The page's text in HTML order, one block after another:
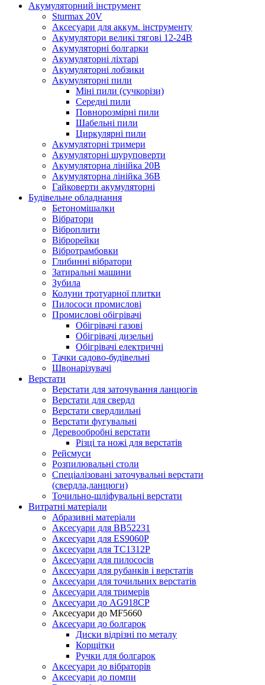
Акумуляторний інструмент
Sturmax 20V
Аксесуари для аккум. інструменту
Акумулятори великі тягові 12-24В
Акумуляторні болгарки
Акумуляторні ліхтарі
Акумуляторні лобзики
Акумуляторні пили
Міні пили (сучкорізи)
Середні пили
Повнорозмірні пили
Шабельні пили
Циркулярні пили
Акумуляторні тримери
Акумуляторні шуруповерти
Акумуляторна лінійка 20В
Акумуляторна лінійка 36В
Гайковерти акумуляторні
Будівельне обладнання
Бетономішалки
Вібратори
Віброплити
Віброрейки
Вібротрамбовки
Глибинні вібратори
Затиральні машини
Зубила
Колуни тротуарної плитки
Пилососи промислові
Промислові обігрівачі
Обігрівачі газові
Обігрівачі дизельні
Обігрівачі електричні
Тачки садово-будівельні
Швонарізувачі
Верстати
Верстати для заточування ланцюгів
Верстати для свердл
Верстати свердлильні
Верстати фугувальні
Деревообробні верстати
Різці та ножі для верстатів
Рейсмуси
Розпилювальні столи
Спеціалізовані заточувальні верстати
(свердла,ланцюги)
Точильно-шліфувальні верстати
Витратні матеріали
Абразивні матеріали
Аксесуари для BB52231
Аксесуари для ES9060P
Аксесуари для TC1312P
Аксесуари для пилососів
Аксесуари для рубанків і верстатів
Аксесуари для точильних верстатів
Аксесуари для тримерів
Аксесуари до AG918CP
Аксесуари до MF5660
Аксесуари до болгарок
Диски відрізні по металу
Корщітки
Ручки для болгарок
Аксесуари до вібраторів
Аксесуари до помпи